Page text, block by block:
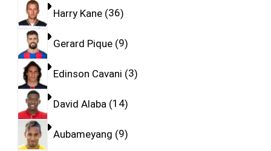
Harry Kane 36
Gerard Pique 9
Edinson Cavani 3
David Alaba 14
Aubameyang 9